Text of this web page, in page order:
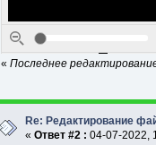
«Последнее
Re: Редактирование
«Ответ #2 : 04-07-2022,